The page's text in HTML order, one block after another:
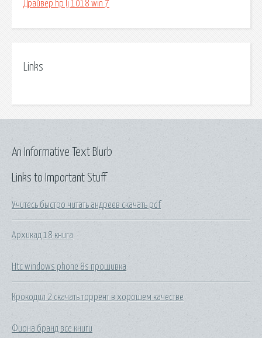
Драйвер hp lj 1018 win 7
Links
Links to Important Stuff
Учитесь быстро читать андреев скачать pdf
Архикад 18 книга
Htc windows phone 8s прошивка
Крокодил 2 скачать торрент в хорошем качестве
Фиона бранд все книги
An Informative Text Blurb